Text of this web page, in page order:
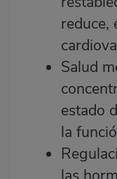
reduce,
Salud
estado
la